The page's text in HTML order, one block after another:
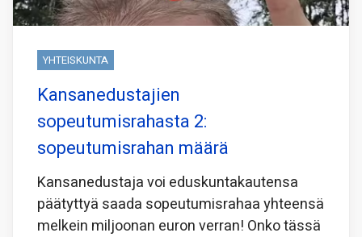
YHTEISKUNTA
Kansanedustajien
sopeutumisrahasta 2:
sopeutumisrahan määrä
Kansanedustaja voi eduskuntakautensa
päätyttyä saada sopeutumisrahaa yhteensä
melkein miljoonan euron verran! Onko tässä